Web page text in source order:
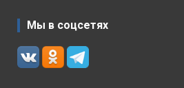
Мы в соцсетях